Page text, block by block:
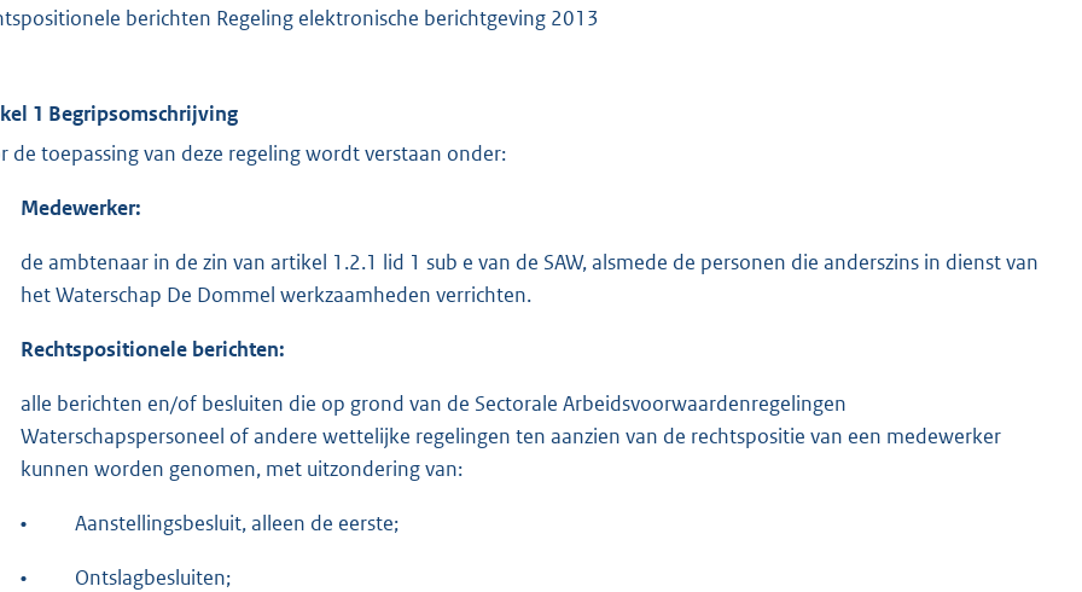
berichten Regeling elektronische berichtgeving 2013
1 Begripsomschrijving
de toepassing van deze regeling wordt verstaan onder:
Medewerker:
de ambtenaar in de zin van artikel 1.2.1 lid 1 sub e van de SAW, alsmede de personen die anderszins in dienst van
het Waterschap De Dommel werkzaamheden verrichten.
Rechtspositionele berichten:
alle berichten en/of besluiten die op grond van de Sectorale Arbeidsvoorwaardenregelingen
Waterschapspersoneel of andere wettelijke regelingen ten aanzien van de rechtspositie van een medewerker
kunnen worden genomen, met uitzondering van:
• Aanstellingsbesluit, alleen de eerste;
• Ontslagbesluiten;